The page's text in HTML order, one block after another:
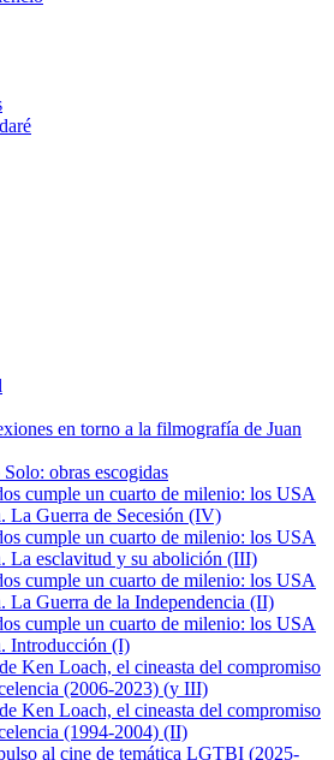
en torno a la filmografía de Juan
obras escogidas
cumple un cuarto de milenio: los USA
La Guerra de Secesión (IV)
cumple un cuarto de milenio: los USA
La esclavitud y su abolición (III)
cumple un cuarto de milenio: los USA
La Guerra de la Independencia (II)
cumple un cuarto de milenio: los USA
Introducción (I)
Ken Loach, el cineasta del compromiso
(2006-2023) (y III)
Ken Loach, el cineasta del compromiso
(1994-2004) (II)
al cine de temática LGTBI (2025-